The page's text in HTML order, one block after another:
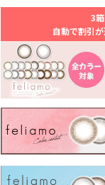
3
自動で割引